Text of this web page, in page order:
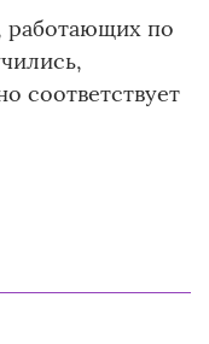
работающих по
соответствует